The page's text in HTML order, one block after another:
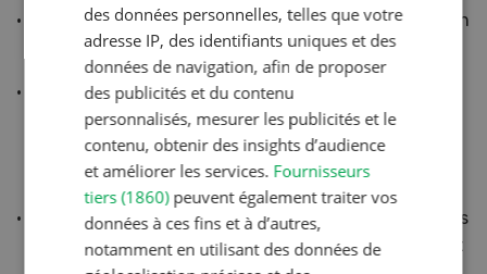
Mode chargeuse à pneus de série pour une précision
accrue lors des travaux au chargeur frontal.
Système d'assistance au conducteur et
d'optimisation des processus basé sur le dialogue
Cemos en série pendant 400 h (puis achat d’une
License à vie)
Nouvelle monte pneumatique Trelleborg avec pneus
VF 710/60 R38 à l'arrière et VF 600/60 R28 à l'avant
des données personnelles, telles que votre
adresse IP, des identifiants uniques et des
données de navigation, afin de proposer
des publicités et du contenu
personnalisés, mesurer les publicités et le
contenu, obtenir des insights d’audience
et améliorer les services. Fournisseurs
tiers (1860)peuvent également traiter vos
données à ces fins et à d’autres,
notamment en utilisant des données de